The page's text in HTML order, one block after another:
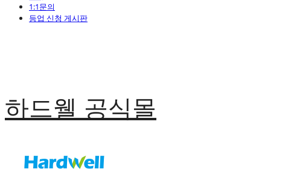
1:1문의
등업 신청 게시판
하드웰 공식몰